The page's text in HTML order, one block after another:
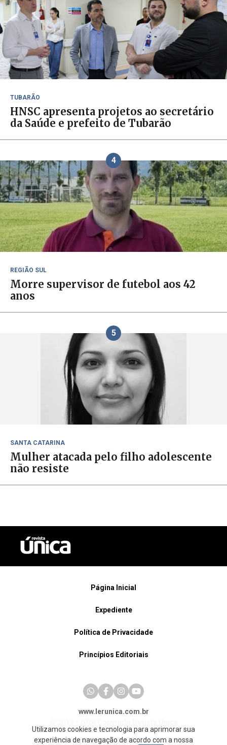
TUBARÃO
HNSC apresenta projetos ao secretário
da Saúde e prefeito de Tubarão
4
REGIÃO SUL
Morre supervisor de futebol aos 42
anos
5
SANTA CATARINA
Mulher atacada pelo filho adolescente
não resiste
Página Inicial
Expediente
Política de Privacidade
Princípios Editoriais
www.lerunica.com.br
Utilizamos cookies e tecnologia para aprimorar sua
experiência de navegação de acordo com a nossa